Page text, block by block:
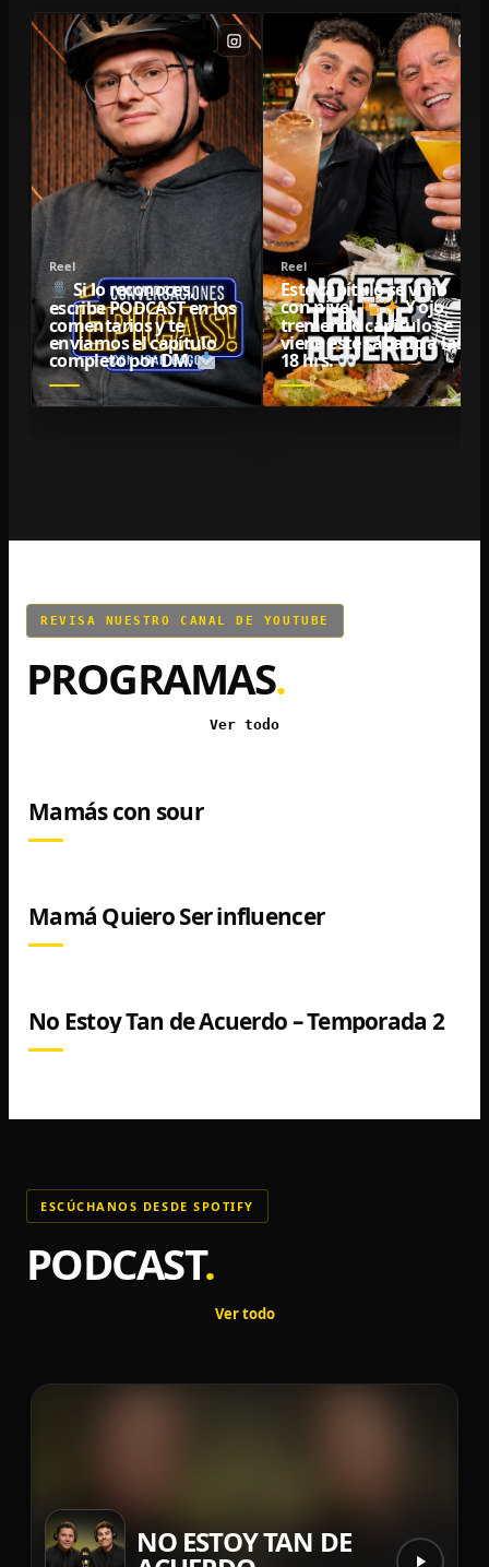
Reel
Si lo reconoces,
escribe PODCAST en los
comentarios y te
enviamos el capítulo
completo por DM.
Reel
Este capítulo se vivió
con nivel. Y ojo,
tremendo capítulo se
viene este sábado a las
18 hrs.
REVISA NUESTRO CANAL DE YOUTUBE
PROGRAMAS.
Ver todo
VER EN YOUTUBE
Mamás con sour
VER EN YOUTUBE
Mamá Quiero Ser influencer
VER EN YOUTUBE
No Estoy Tan de Acuerdo – Temporada 2
ESCÚCHANOS DESDE SPOTIFY
PODCAST.
Ver todo
NO ESTOY TAN DE